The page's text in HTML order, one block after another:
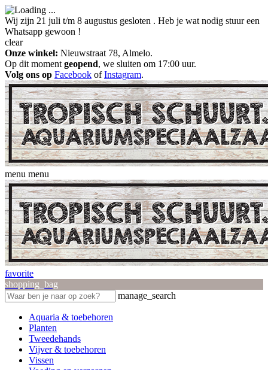
Wij zijn 21 juli t/m 8 augustus gesloten . Heb je wat nodig stuur een
Whatsapp gewoon !
clear
Onze winkel: Nieuwstraat 78, Almelo.
Op dit moment geopend, we sluiten om 17:00 uur.
Volg ons op Facebook ofInstagram.
menu menu
favorite
shopping_bag
manage_search
Aquaria & toebehoren
Planten
Tweedehands
Vijver & toebehoren
Vissen